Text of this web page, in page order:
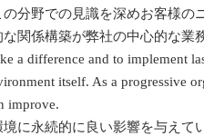
分野での見識を深めお客様の
関係構築が弊社の中心的な業
a difference and to implement
itself. As a progressive
improve.
に永続的に良い影響を与えて